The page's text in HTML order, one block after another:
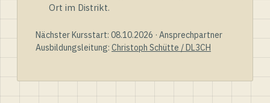
Ort im Distrikt.
Nächster Kursstart: 08.10.2026 · Ansprechpartner
Ausbildungsleitung: Christoph Schütte / DL3CH